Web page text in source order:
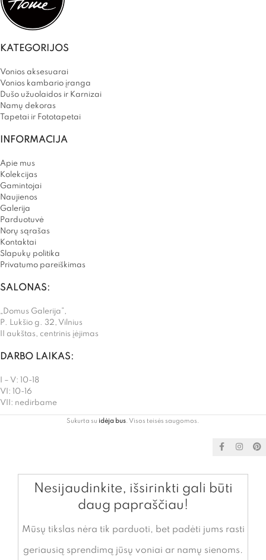
KATEGORIJOS
Vonios aksesuarai
Vonios kambario įranga
Dušo užuolaidos ir Karnizai
Namų dekoras
Tapetai ir Fototapetai
INFORMACIJA
Apie mus
Kolekcijas
Gamintojai
Naujienos
Galerija
Parduotuvė
Norų sąrašas
Kontaktai
Slapukų politika
Privatumo pareiškimas
SALONAS:
„Domus Galerija”,
P. Lukšio g. 32, Vilnius
II aukštas, centrinis įėjimas
DARBO LAIKAS:
I – V: 10-18
VI: 10-16
VII: nedirbame
Sukurta su idėja bus . Visos teisės saugomos.
Nesijaudinkite, išsirinkti gali būti
daug papraščiau!
Mūsų tikslas nėra tik parduoti, bet padėti jums rasti
geriausią sprendimą jūsų voniai ar namų sienoms.